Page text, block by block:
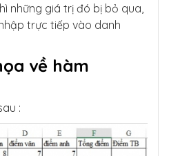
những giá trị đó bị bỏ qua,
trực tiếp vào danh
về hàm
: